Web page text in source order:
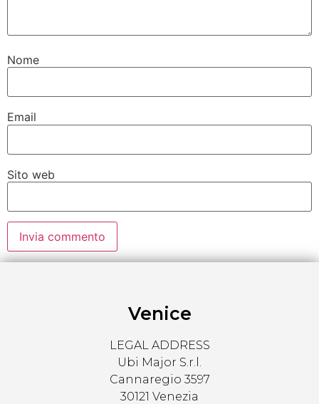
Nome
Email
Sito web
Venice
LEGAL ADDRESS
Ubi Major S.r.l.
Cannaregio 3597
30121 Venezia